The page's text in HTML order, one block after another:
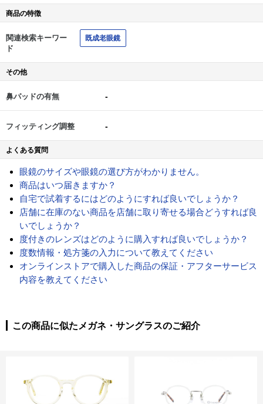
商品の特徴
関連検索キーワー
ド
既成老眼鏡
その他
鼻パッドの有無 -
フィッティング調整 -
よくある質問
眼鏡のサイズや眼鏡の選び方がわかりません。
商品はいつ届きますか？
自宅で試着するにはどのようにすれば良いでしょうか？
店舗に在庫のない商品を店舗に取り寄せる場合どうすれば良
いでしょうか？
度付きのレンズはどのように購入すれば良いでしょうか？
度数情報・処方箋の入力について教えてください
オンラインストアで購入した商品の保証・アフターサービス
内容を教えてください
この商品に似たメガネ・サングラスのご紹介